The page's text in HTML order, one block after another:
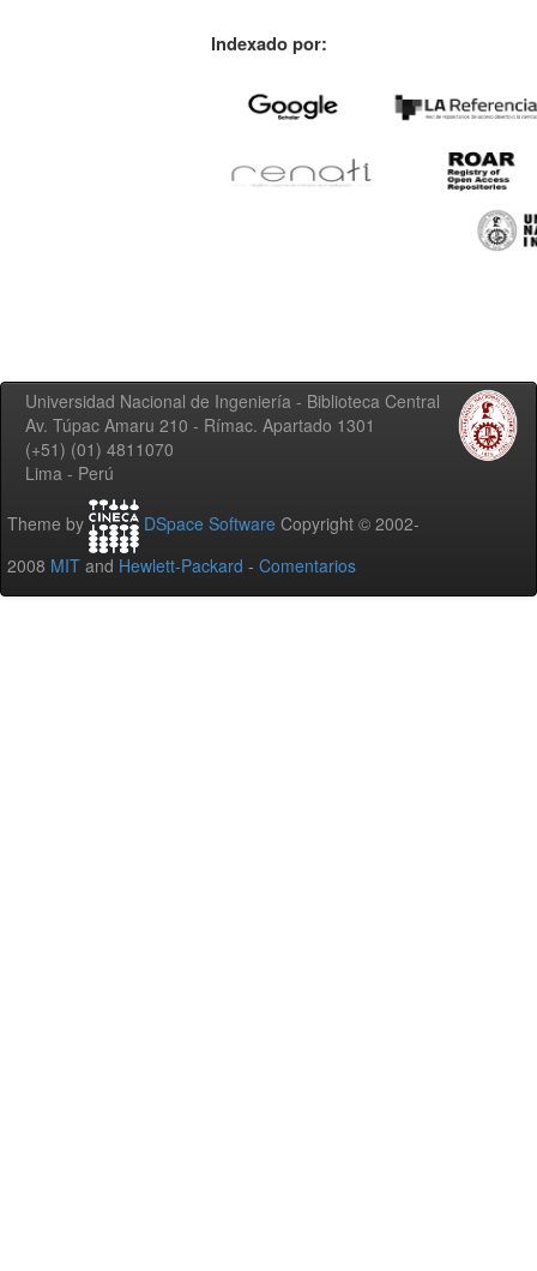
Indexado por:
Universidad Nacional de Ingeniería - Biblioteca Central
Av. Túpac Amaru 210 - Rímac. Apartado 1301
(+51) (01) 4811070
Lima - Perú
Theme by DSpace Software Copyright © 2002-
2008 MIT and Hewlett-Packard - Comentarios